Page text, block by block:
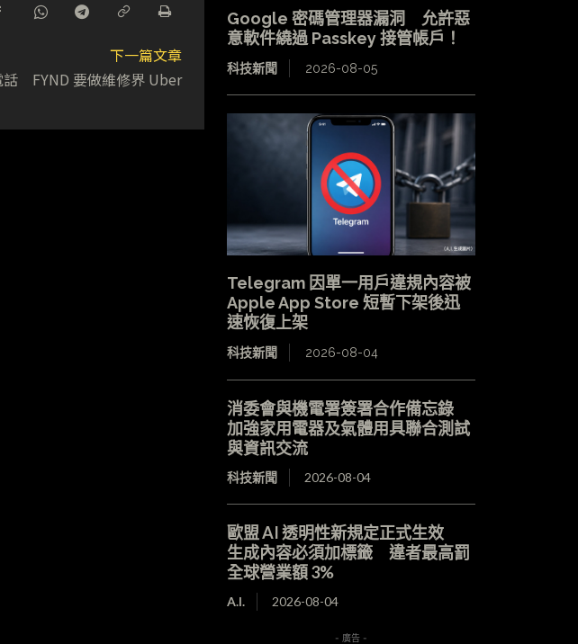
下一篇文章
話 FYND 要做維修界 Uber
Google 密碼管理器漏洞 允許惡
意軟件繞過 Passkey 接管帳戶！
科技新聞 2026-08-05
Telegram 因單一用戶違規內容被
Apple App Store 短暫下架後迅
速恢復上架
科技新聞 2026-08-04
消委會與機電署簽署合作備忘錄
加強家用電器及氣體用具聯合測試
與資訊交流
科技新聞 2026-08-04
歐盟 AI 透明性新規定正式生效
生成內容必須加標籤 違者最高罰
全球營業額 3%
A.I. 2026-08-04
- 廣告 -